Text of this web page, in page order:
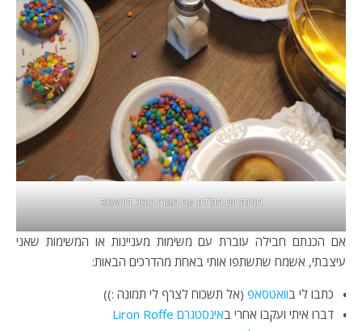
חגיגת יום הולדת עם מארז בומב דונאטס
אם הכנתם חבילה עוברת עם משימות מעניינות או המשימות שאני
עיצבתי, אשמח שתשתפו אותי באחת מהדרכים הבאות:
כתבו לי בוואטסאפ (אל תשכוח לצרף לי תמונה :))
דברו איתי ועקבו אחרי באינסטגרם Liron Roffe